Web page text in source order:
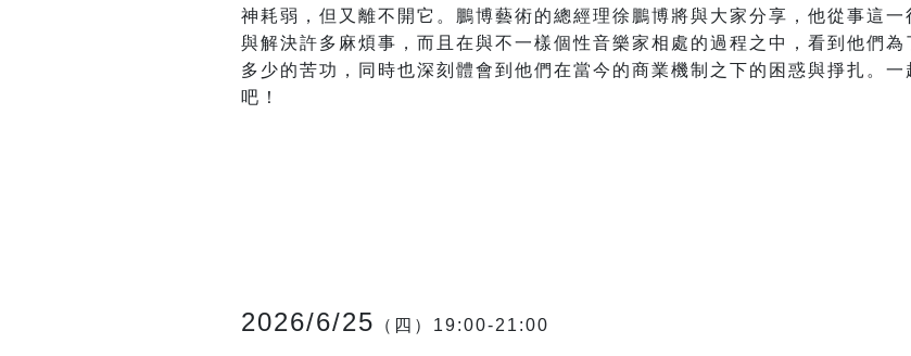
神耗弱，但又離不開它。鵬博藝術的總經理徐鵬博將與大家分享，他從事這
與解決許多麻煩事，而且在與不一樣個性音樂家相處的過程之中，看到他們
多少的苦功，同時也深刻體會到他們在當今的商業機制之下的困惑與掙扎。一
吧！
2026/6/25 （四）19:00-21:00